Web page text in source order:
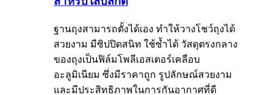
ฐานถุงสามารถตั้งได้เอง ทำให้วางโชว์ถุงได้
สวยงาม มีซิปปิดสนิท ใช้ซ้ำได้ วัสดุตรงกลาง
ของถุงเป็นฟิล์มโพลีเอสเตอร์เคลือบ
อะลูมิเนียม ซึ่งมีราคาถูก รูปลักษณ์สวยงาม
และมีประสิทธิภาพในการกันอากาศที่ดี